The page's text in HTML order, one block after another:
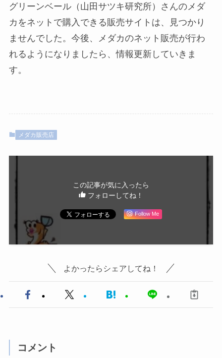
グリーンベール（山田サツキ研究所）さんのメダ
カをネットで購入できる販売サイトは、見つかり
ませんでした。今後、メダカのネット販売が行わ
れるようになりましたら、情報更新していきま
す。
メダカ販売店
この記事が気に入ったら
フォローしてね！
Follow Me
よかったらシェアしてね！
コメント